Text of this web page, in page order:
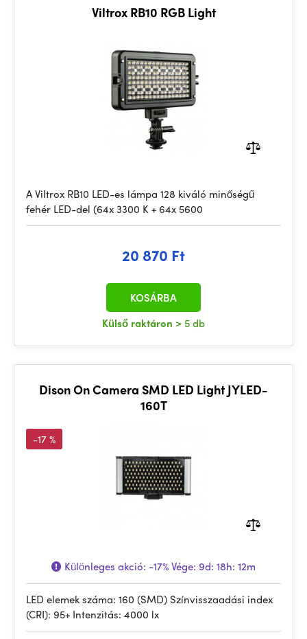
Viltrox RB10 RGB Light
A Viltrox RB10 LED-es lámpa 128 kiváló minőségű
fehér LED-del (64x 3300 K + 64x 5600
20 870 Ft
Külső raktáron > 5 db
KOSÁRBA
Dison On Camera SMD LED Light JYLED-
160T
-17 %
Különleges akció: -17%Vége: 9d: 18h: 12m
LED elemek száma: 160 (SMD) Színvisszaadási index
(CRI): 95+ Intenzitás: 4000 lx